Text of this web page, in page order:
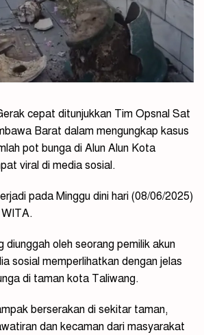
cepat ditunjukkan Tim Opsnal Sat
Barat dalam mengungkap kasus
pot bunga di Alun Alun Kota
viral di media sosial.
pada Minggu dini hari (08/06/2025)
diunggah oleh seorang pemilik akun
sosial memperlihatkan dengan jelas
di taman kota Taliwang.
berserakan di sekitar taman,
dan kecaman dari masyarakat